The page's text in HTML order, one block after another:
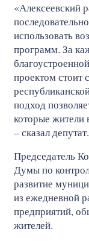
«Алексеевский
использовать
программ. За
проектом стоит
подход
которые жители
– сказал депутат.
Председатель
Думы по
развитие
из ежедневной
предприятий,
жителей.